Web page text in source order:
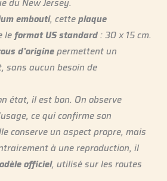
embouti, cetteplaque
le format US standard: 30 x 15 cm.
d’originepermettent un
sans aucun besoin de
état, il est bon. On observe
ce qui confirme son
conserve un aspect propre, mais
à une reproduction, il
officiel, utilisé sur les routes